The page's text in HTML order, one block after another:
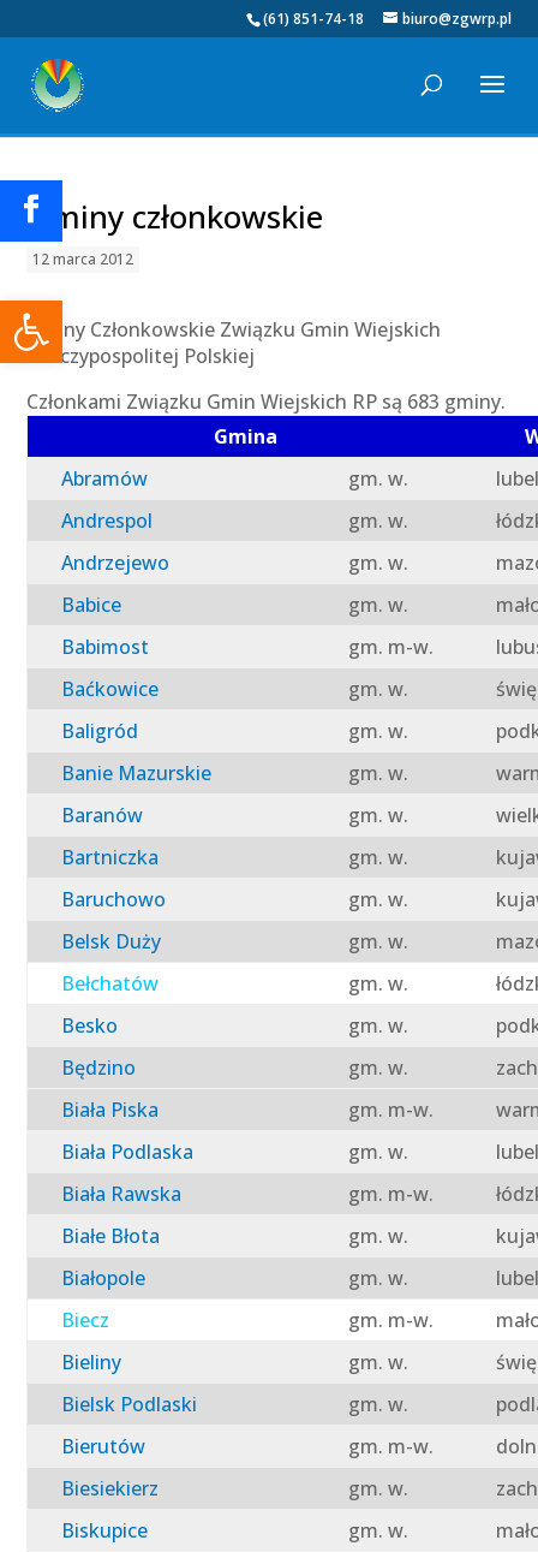
Otwórz pasek narzędzi
(61) 851-74-18 biuro@zgwrp.pl
Gminy członkowskie
12 marca 2012
Gminy Członkowskie Związku Gmin Wiejskich
Rzeczypospolitej Polskiej
Członkami Związku Gmin Wiejskich RP są 683 gminy.
Gmina
Abramów
gm. w.
Andrespol
gm. w.
Andrzejewo
gm. w.
Babice
gm. w.
Babimost
gm. m-w.
Baćkowice
gm. w.
Baligród
gm. w.
Banie Mazurskie
gm. w.
Baranów
gm. w.
Bartniczka
gm. w.
Baruchowo
gm. w.
Belsk Duży
gm. w.
Bełchatów
gm. w.
Besko
gm. w.
Będzino
gm. w.
Biała Piska
gm. m-w.
Biała Podlaska
gm. w.
Biała Rawska
gm. m-w.
Białe Błota
gm. w.
Białopole
gm. w.
Biecz
gm. m-w.
Bieliny
gm. w.
Bielsk Podlaski
gm. w.
Bierutów
gm. m-w.
Biesiekierz
gm. w.
Biskupice
gm. w.